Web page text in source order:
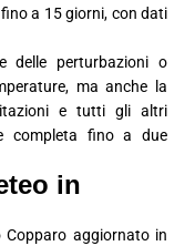
a 15 giorni, con dati
delle perturbazioni o
ma anche la
e tutti gli altri
completa fino a due
in
Copparo aggiornato in